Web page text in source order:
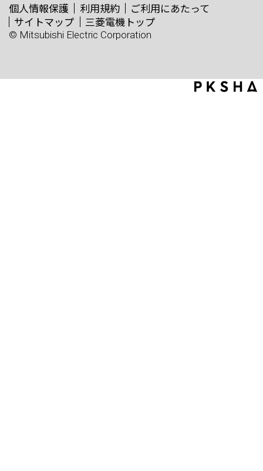
個人情報保護 利用規約
ご利用にあたって
サイトマップ
三菱電機トップ
© Mitsubishi Electric Corporation